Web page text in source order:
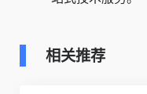
相关推荐